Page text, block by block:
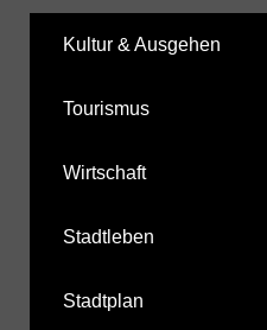
Kultur & Ausgehen
Tourismus
Wirtschaft
Stadtleben
Stadtplan